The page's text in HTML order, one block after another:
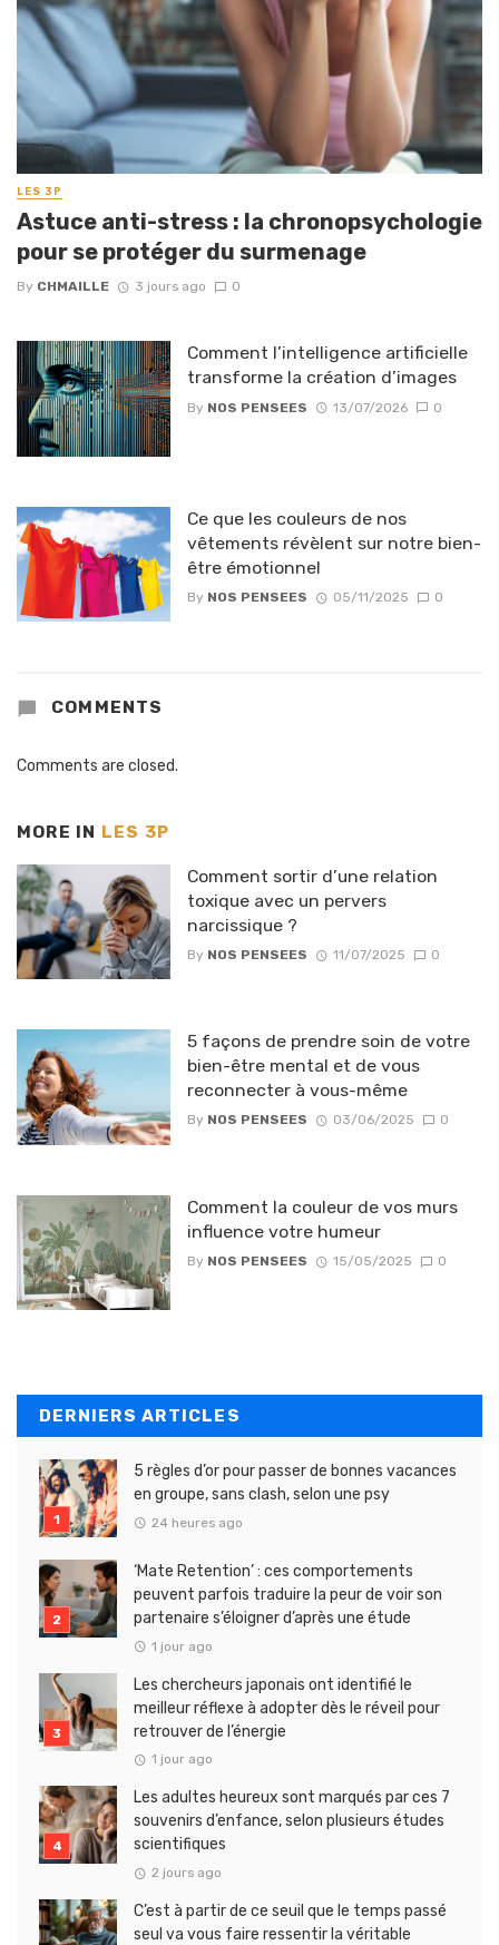
LES 3P
Astuce anti-stress : la chronopsychologie
pour se protéger du surmenage
By CHMAILLE 3 jours ago 0
Comment l’intelligence artificielle
transforme la création d’images
By NOS PENSEES 13/07/2026 0
Ce que les couleurs de nos
vêtements révèlent sur notre bien-
être émotionnel
By NOS PENSEES 05/11/2025 0
COMMENTS
Comments are closed.
MORE IN LES 3P
Comment sortir d’une relation
toxique avec un pervers
narcissique ?
By NOS PENSEES 11/07/2025 0
5 façons de prendre soin de votre
bien-être mental et de vous
reconnecter à vous-même
By NOS PENSEES 03/06/2025 0
Comment la couleur de vos murs
influence votre humeur
By NOS PENSEES 15/05/2025 0
DERNIERS ARTICLES
5 règles d’or pour passer de bonnes vacances
en groupe, sans clash, selon une psy
24 heures ago
‘Mate Retention’ : ces comportements
peuvent parfois traduire la peur de voir son
partenaire s’éloigner d’après une étude
1 jour ago
Les chercheurs japonais ont identifié le
meilleur réflexe à adopter dès le réveil pour
retrouver de l’énergie
1 jour ago
Les adultes heureux sont marqués par ces 7
souvenirs d’enfance, selon plusieurs études
scientifiques
2 jours ago
C’est à partir de ce seuil que le temps passé
seul va vous faire ressentir la véritable